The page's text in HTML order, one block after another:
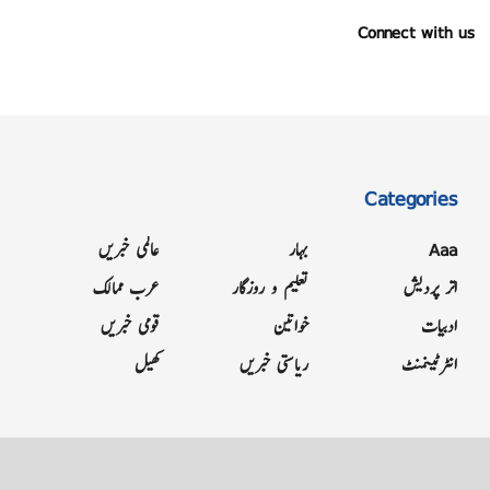
Connect with us
Categories
Aaa
اتر پردیش
ادبیات
انٹرٹینمنٹ
بہار
تعلیم و روزگار
خواتین
ریاستی خبریں
عالمی خبریں
عرب ممالک
قومی خبریں
کھیل